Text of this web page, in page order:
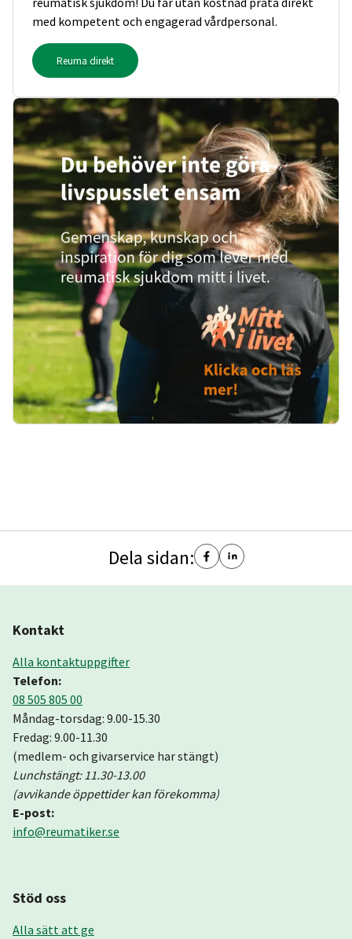
med kompetent och engagerad vårdpersonal.
Reuma direkt
Dela sidan:
Kontakt
Alla kontaktuppgifter
Telefon:
08 505 805 00
Måndag-torsdag: 9.00-15.30
Fredag: 9.00-11.30
(medlem- och givarservice har stängt)
Lunchstängt: 11.30-13.00
(avvikande öppettider kan förekomma)
E-post:
info@reumatiker.se
Stöd oss
Alla sätt att ge